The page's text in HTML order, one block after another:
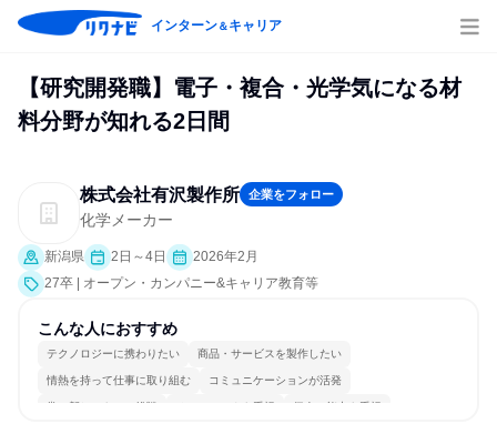
インターン＆キャリア
【研究開発職】電子・複合・光学気になる材
料分野が知れる2日間
株式会社有沢製作所 企業をフォロー
化学メーカー
新潟県 2日～4日
2026年2月
27卒 | オープン・カンパニー&キャリア教育等
こんな人におすすめ
テクノロジーに携わりたい 商品・サービスを製作したい
情熱を持って仕事に取り組む コミュニケーションが活発
常に新しいものに挑戦 チームワークを重視 個人の能力を重視